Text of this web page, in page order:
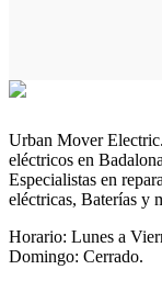
Urban Mover
eléctricos en
Especialistas en
eléctricas, Baterías y
Horario: Lunes a
Domingo: Cerrado.